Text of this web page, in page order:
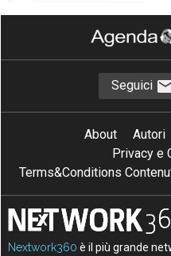
L Lock in tecnologico
Seguici
About Autori
Privacy e
Terms&Conditions
Nextwork360 è il più grande